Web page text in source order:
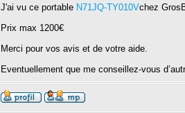
J'ai vu ce portable N71JQ-TY010Vchez
Prix max 1200€
Merci pour vos avis et de votre aide.
Eventuellement que me conseillez-vous